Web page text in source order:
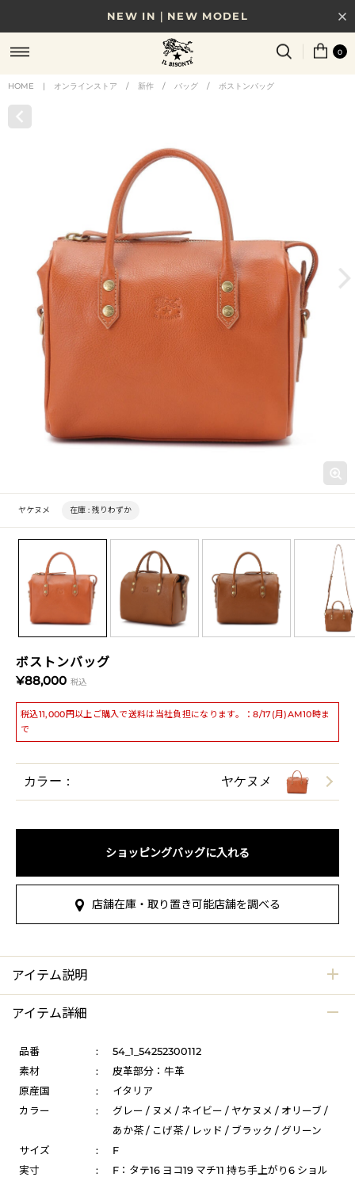
NEW IN｜NEW MODEL
8/17(月)10時まで｜税込11,000円以上で送料無料
贈る相手やシーンから選べる、新しいギフトガイド
0
HOME | オンラインストア / 新作 / バッグ / ボストンバッグ
ボストンバッグ
¥88,000 税込
税込11,000円以上ご購入で送料は当社負担になります。：8/17(月)AM10時ま
で
ヤケヌメ 在庫 : 残りわずか
カラー： ヤケヌメ
ショッピングバッグに入れる
店舗在庫・取り置き可能店舗を調べる
アイテム説明
アイテム詳細
品番 :
54_1_54252300112
素材
:
皮革部分：牛革
原産国
:
イタリア
カラー
:
グレー / ヌメ / ネイビー / ヤケヌメ / オリーブ /
あか茶 / こげ茶 / レッド / ブラック / グリーン
サイズ
:
F
実寸
:
F：タテ16 ヨコ19 マチ11 持ち手上がり6 ショル